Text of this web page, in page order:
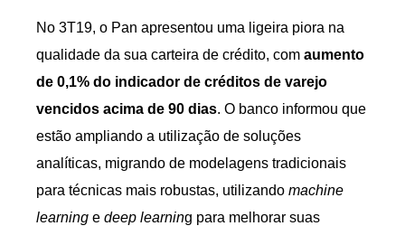
No 3T19, o Pan apresentou uma ligeira piora na
qualidade da sua carteira de crédito, com aumento
de 0,1% do indicador de créditos de varejo
vencidos acima de 90 dias. O banco informou que
estão ampliando a utilização de soluções
analíticas, migrando de modelagens tradicionais
para técnicas mais robustas, utilizando machine
learning e deep learning para melhorar suas